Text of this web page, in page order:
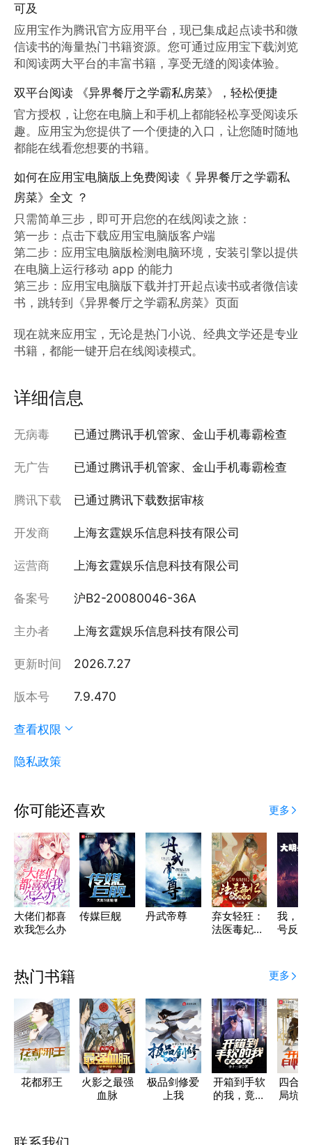
可及
应用宝作为腾讯官方应用平台，现已集成起点读书和微
信读书的海量热门书籍资源。您可通过应用宝下载浏览
和阅读两大平台的丰富书籍，享受无缝的阅读体验。
双平台阅读 《异界餐厅之学霸私房菜》，轻松便捷
官方授权，让您在电脑上和手机上都能轻松享受阅读乐
趣。应用宝为您提供了一个便捷的入口，让您随时随地
都能在线看您想要的书籍。
如何在应用宝电脑版上免费阅读《 异界餐厅之学霸私
房菜》全文 ？
只需简单三步，即可开启您的在线阅读之旅：
第一步：点击下载应用宝电脑版客户端
第二步：应用宝电脑版检测电脑环境，安装引擎以提供
在电脑上运行移动 app 的能力
第三步：应用宝电脑版下载并打开起点读书或者微信读
书，跳转到《异界餐厅之学霸私房菜》页面
现在就来应用宝，无论是热门小说、经典文学还是专业
书籍，都能一键开启在线阅读模式。
详细信息
无病毒 已通过腾讯手机管家、金山手机毒霸检查
无广告 已通过腾讯手机管家、金山手机毒霸检查
腾讯下载 已通过腾讯下载数据审核
开发商 上海玄霆娱乐信息科技有限公司
运营商 上海玄霆娱乐信息科技有限公司
备案号 沪B2-20080046-36A
主办者 上海玄霆娱乐信息科技有限公司
更新时间 2026.7.27
版本号 7.9.470
查看权限
隐私政策
你可能还喜欢 更多
大佬们都喜
欢我怎么办
传媒巨舰 丹武帝尊
弃女轻狂：
法医毒妃超
我，大
号反贼
热门书籍 更多
花都邪王
火影之最强
血脉
极品剑修爱
上我
开箱到手软
的我，竟成
四合
局坑